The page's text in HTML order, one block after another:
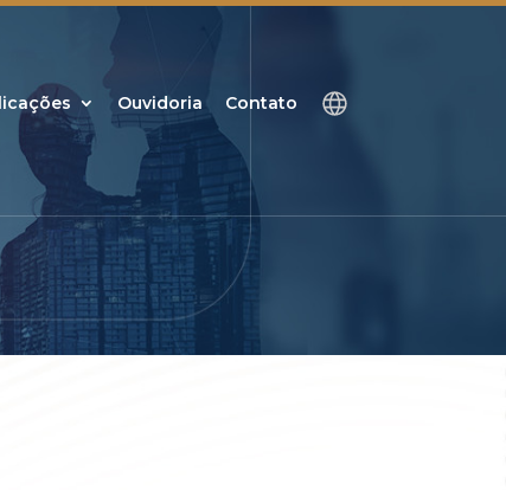
Ouvidoria Contato